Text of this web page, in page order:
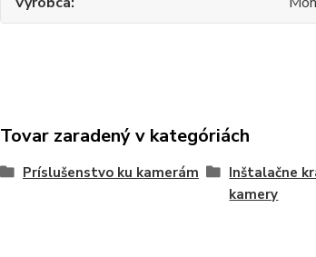
Tovar zaradený v kategóriách
Príslušenstvo ku kamerám
Inštalačne
kamery